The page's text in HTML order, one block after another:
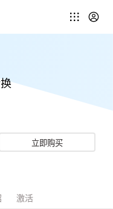
立即购买
激活